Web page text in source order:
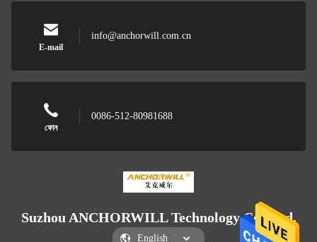
E-mail
info@anchorwill.com.cn
ফোন
0086-512-80981688
Suzhou ANCHORWILL Technology Co., Ltd.